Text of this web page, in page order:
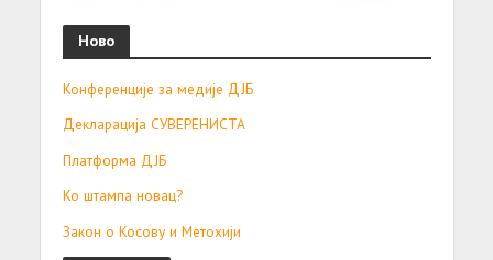
Ново
Конференције за медије ДЈБ
Декларација СУВЕРЕНИСТА
Платформа ДЈБ
Ко штампа новац?
Закон о Косову и Метохији